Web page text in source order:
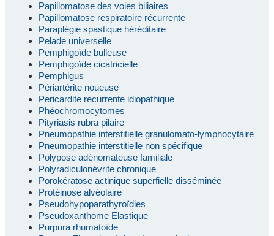
Papillomatose des voies biliaires
Papillomatose respiratoire récurrente
Paraplégie spastique héréditaire
Pelade universelle
Pemphigoïde bulleuse
Pemphigoïde cicatricielle
Pemphigus
Périartérite noueuse
Pericardite recurrente idiopathique
Phéochromocytomes
Pityriasis rubra pilaire
Pneumopathie interstitielle granulomato-lymphocytaire
Pneumopathie interstitielle non spécifique
Polypose adénomateuse familiale
Polyradiculonévrite chronique
Porokératose actinique superfielle disséminée
Protéinose alvéolaire
Pseudohypoparathyroïdies
Pseudoxanthome Elastique
Purpura rhumatoïde